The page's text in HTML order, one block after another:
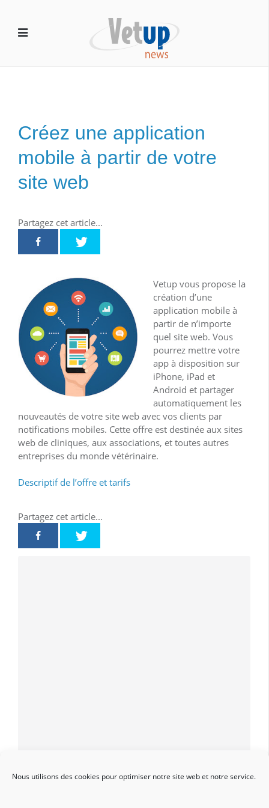
Nous utilisons des cookies pour optimiser notre site web et notre service.
Créez une application
mobile à partir de votre
site web
Partagez cet article...
Vetup vous propose la
création d’une
application mobile à
partir de n’importe
quel site web. Vous
pourrez mettre votre
app à disposition sur
iPhone, iPad et
Android et partager
automatiquement les
nouveautés de votre site web avec vos clients par
notifications mobiles. Cette offre est destinée aux sites
web de cliniques, aux associations, et toutes autres
entreprises du monde vétérinaire.
Descriptif de l’offre et tarifs
Partagez cet article...
Vetup Facebook